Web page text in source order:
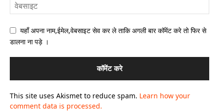
यहाँ अपना नाम,ईमेल,वेबसाइट सेव कर ले ताकि अगली बार कॉमेंट करे तो फिर से
डालना ना पड़े ।
This site uses Akismet to reduce spam. Learn how your
comment data is processed.